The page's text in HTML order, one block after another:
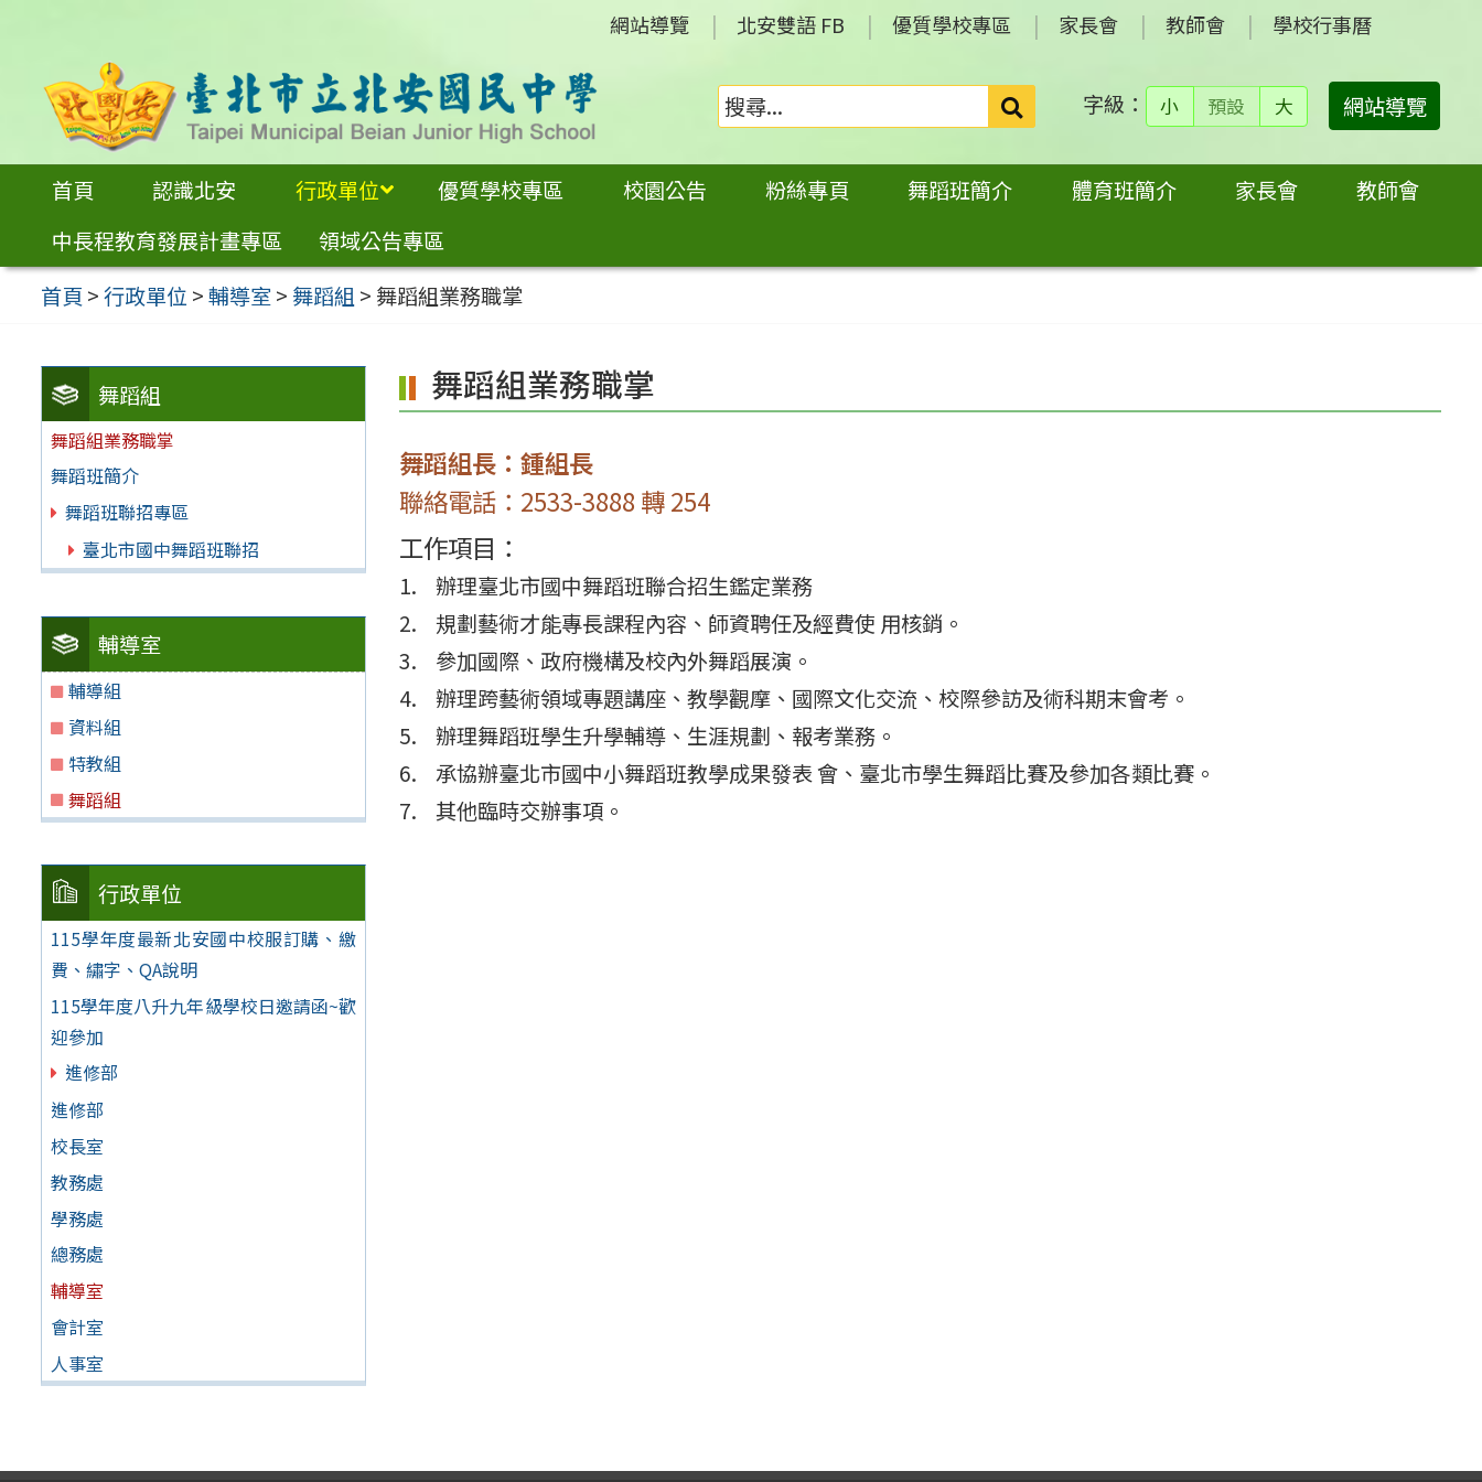
內
網站導覽 北安雙語 FB 優質學校專區 家長會 教師會 學校行事曆
搜
尋：
字級： 小 預設 大 網站導覽
首頁 認識北安 行政單位 優質學校專區 校園公告 粉絲專頁 舞蹈班簡介 體育班簡介 家長會
教師會
中長程教育發展計畫專區
領域公告專區
首頁 >行政單位 >輔導室> 舞蹈組 > 舞蹈組業務職掌
舞蹈組
舞蹈組業務職掌
舞蹈班簡介
舞蹈班聯招專區
臺北市國中舞蹈班聯招
輔導室
輔導組
資料組
特教組
舞蹈組
行政單位
115學年度最新北安國中校服訂購、繳
費、繡字、QA說明
115學年度八升九年級學校日邀請函~歡
迎參加
進修部
進修部
校長室
教務處
學務處
總務處
輔導室
會計室
人事室
舞蹈組業務職掌
舞蹈組長：鍾組長
聯絡電話：2533-3888 轉 254
工作項目：
辦理臺北市國中舞蹈班聯合招生鑑定業務
規劃藝術才能專長課程內容、師資聘任及經費使 用核銷。
參加國際、政府機構及校內外舞蹈展演。
辦理跨藝術領域專題講座、教學觀摩、國際文化交流、校際參訪及術科期末會考。
辦理舞蹈班學生升學輔導、生涯規劃、報考業務。
承協辦臺北市國中小舞蹈班教學成果發表 會、臺北市學生舞蹈比賽及參加各類比賽。
其他臨時交辦事項。